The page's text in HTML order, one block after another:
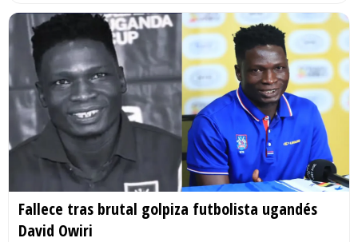
Fallece tras brutal golpiza futbolista ugandés
David Owiri